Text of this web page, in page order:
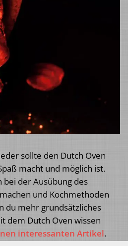
sollte den Dutch Oven
macht und möglich ist.
der Ausübung des
und Kochmethoden
du mehr grundsätzliches
dem Dutch Oven wissen
interessanten Artikel.